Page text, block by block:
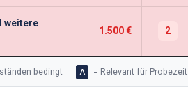
weitere
1.500 € 2
bedingt A = Relevant für Probezeit